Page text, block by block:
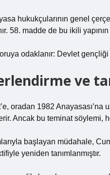
hukukçularının genel
58. madde de bu ikili
odaklanır: Devlet
ve
oradan 1982
Ancak bu teminat söylemi,
başlayan müdahale,
yeniden tanımlanmıştır.